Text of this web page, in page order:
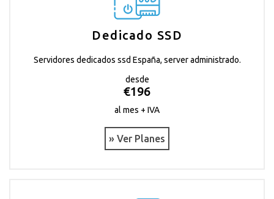
Dedicado SSD
Servidores dedicados ssd España, server administrado.
desde
€196
al mes + IVA
» Ver Planes